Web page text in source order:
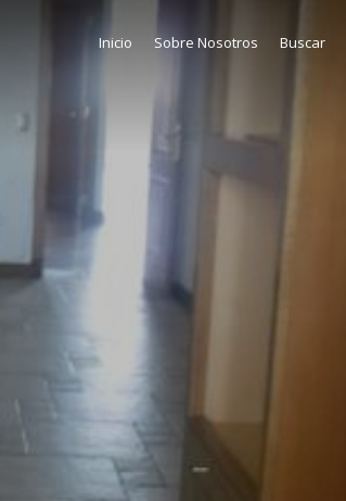
Inicio Sobre Nosotros Buscar